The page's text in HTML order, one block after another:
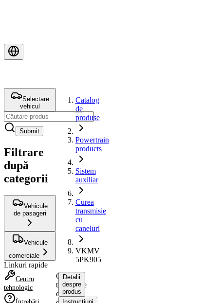
Selectare
vehicul
Submit
Filtrare
după
categorii
Vehicule
de pasageri
Vehicule
comerciale
Linkuri rapide
Centru
tehnologic
Catalog
de
produse
Powertrain
products
Sistem
auxiliar
Curea
transmisie
cu
caneluri
VKMV
5PK905
Curea
transmisie
cu
Detalii
despre
produs